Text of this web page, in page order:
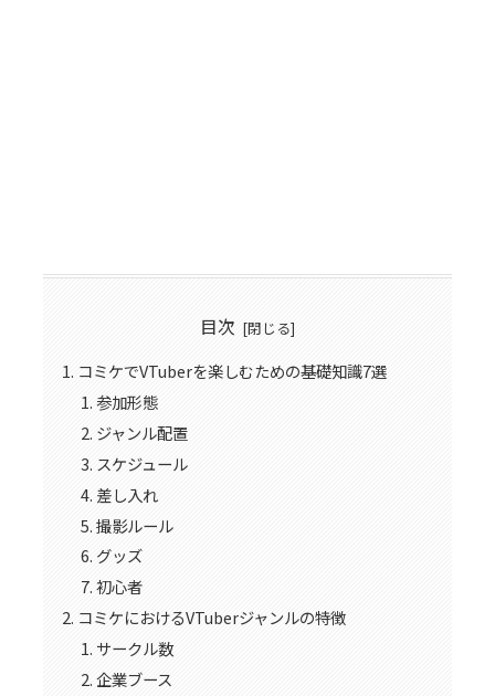
目次
コミケでVTuberを楽しむための基礎知識7選
参加形態
ジャンル配置
スケジュール
差し入れ
撮影ルール
グッズ
初心者
コミケにおけるVTuberジャンルの特徴
サークル数
企業ブース